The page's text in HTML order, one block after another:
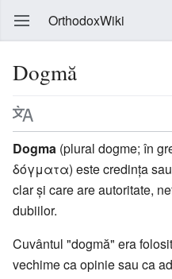
OrthodoxWiki
Dogmă
Dogma (plural dogme; în
δόγματα) este credinţa
clar şi care are autoritate,
dubiilor.
Cuvântul "dogmă" era
vechime ca opinie sau ca